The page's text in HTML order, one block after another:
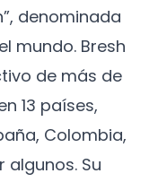
denominada
mundo. Bresh
de más de
13 países,
Colombia,
algunos. Su